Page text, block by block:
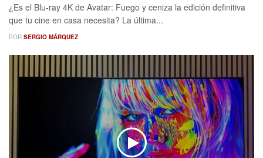
¿Es el Blu-ray 4K de Avatar: Fuego y ceniza la edición definitiva
que tu cine en casa necesita? La última...
POR SERGIO MÁRQUEZ